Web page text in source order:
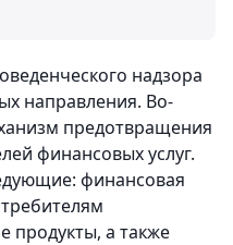
надзора
направления. Во-
предотвращения
финансовых услуг.
финансовая
продукты, а также